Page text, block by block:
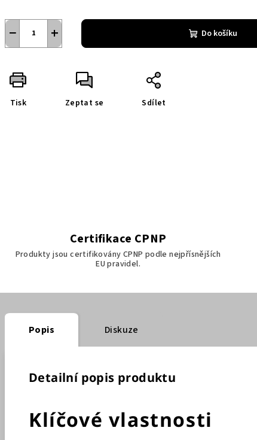
+
− Do košíku
Tisk Zeptat se Sdílet
Certifikace CPNP
Produkty jsou certifikovány CPNP podle nejpřísnějších
EU pravidel.
Popis Diskuze
Detailní popis produktu
Klíčové vlastnosti